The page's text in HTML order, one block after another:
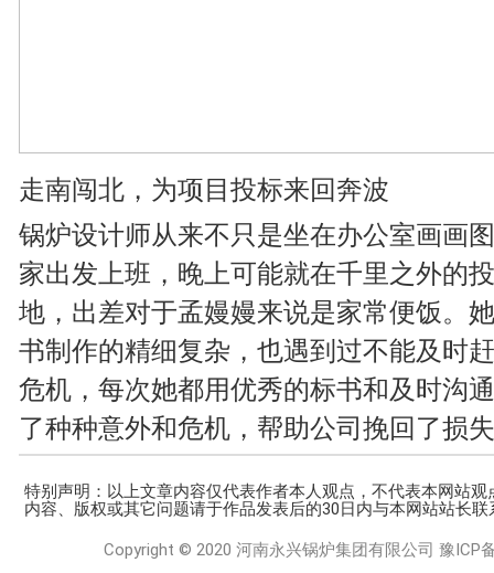
走南闯北，为项目投标来回奔波
锅炉设计师从来不只是坐在办公室画画
家出发上班，晚上可能就在千里之外的
地，出差对于孟嫚嫚来说是家常便饭。
书制作的精细复杂，也遇到过不能及时
危机，每次她都用优秀的标书和及时沟
了种种意外和危机，帮助公司挽回了损
特别声明：以上文章内容仅代表作者本人观点，不代表本网站
内容、版权或其它问题请于作品发表后的30日内与本网站站长联
Copyright © 2020 河南永兴锅炉集团有限公司 豫ICP